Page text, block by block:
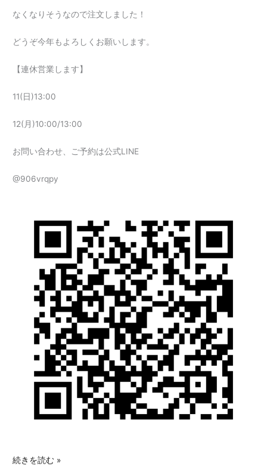
なくなりそうなので注文しました！
どうぞ今年もよろしくお願いします。
【連休営業します】
11(日)13:00
12(月)10:00/13:00
お問い合わせ、ご予約は公式LINE
@906vrqpy
続きを読む »